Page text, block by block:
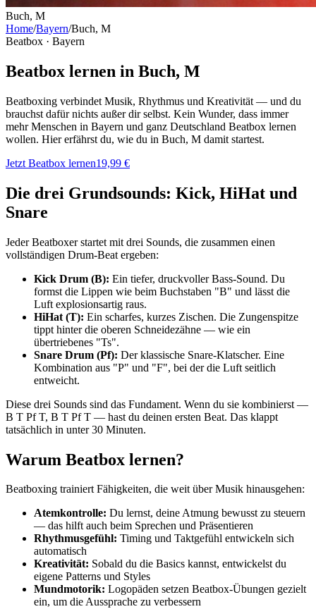
Buch, M
Home/Bayern/Buch, M
Beatbox · Bayern
Beatbox lernen in Buch, M
Beatboxing verbindet Musik, Rhythmus und Kreativität — und du
brauchst dafür nichts außer dir selbst. Kein Wunder, dass immer
mehr Menschen in Bayern und ganz Deutschland Beatbox lernen
wollen. Hier erfährst du, wie du in Buch, M damit startest.
Jetzt Beatbox lernen19,99 €
Die drei Grundsounds: Kick, HiHat und
Snare
Jeder Beatboxer startet mit drei Sounds, die zusammen einen
vollständigen Drum-Beat ergeben:
Kick Drum (B): Ein tiefer, druckvoller Bass-Sound. Du
formst die Lippen wie beim Buchstaben "B" und lässt die
Luft explosionsartig raus.
HiHat (T): Ein scharfes, kurzes Zischen. Die Zungenspitze
tippt hinter die oberen Schneidezähne — wie ein
übertriebenes "Ts".
Snare Drum (Pf): Der klassische Snare-Klatscher. Eine
Kombination aus "P" und "F", bei der die Luft seitlich
entweicht.
Diese drei Sounds sind das Fundament. Wenn du sie kombinierst —
B T Pf T, B T Pf T — hast du deinen ersten Beat. Das klappt
tatsächlich in unter 30 Minuten.
Warum Beatbox lernen?
Beatboxing trainiert Fähigkeiten, die weit über Musik hinausgehen:
Atemkontrolle: Du lernst, deine Atmung bewusst zu steuern
— das hilft auch beim Sprechen und Präsentieren
Rhythmusgefühl: Timing und Taktgefühl entwickeln sich
automatisch
Kreativität: Sobald du die Basics kannst, entwickelst du
eigene Patterns und Styles
Mundmotorik: Logopäden setzen Beatbox-Übungen gezielt
ein, um die Aussprache zu verbessern